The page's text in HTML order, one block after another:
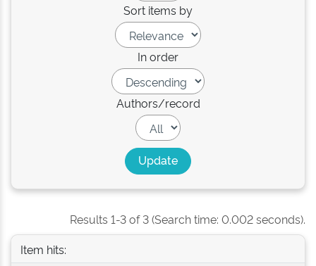
Sort items by
In order
Authors/record
Results 1-3 of 3 (Search time: 0.002 seconds).
Item hits: